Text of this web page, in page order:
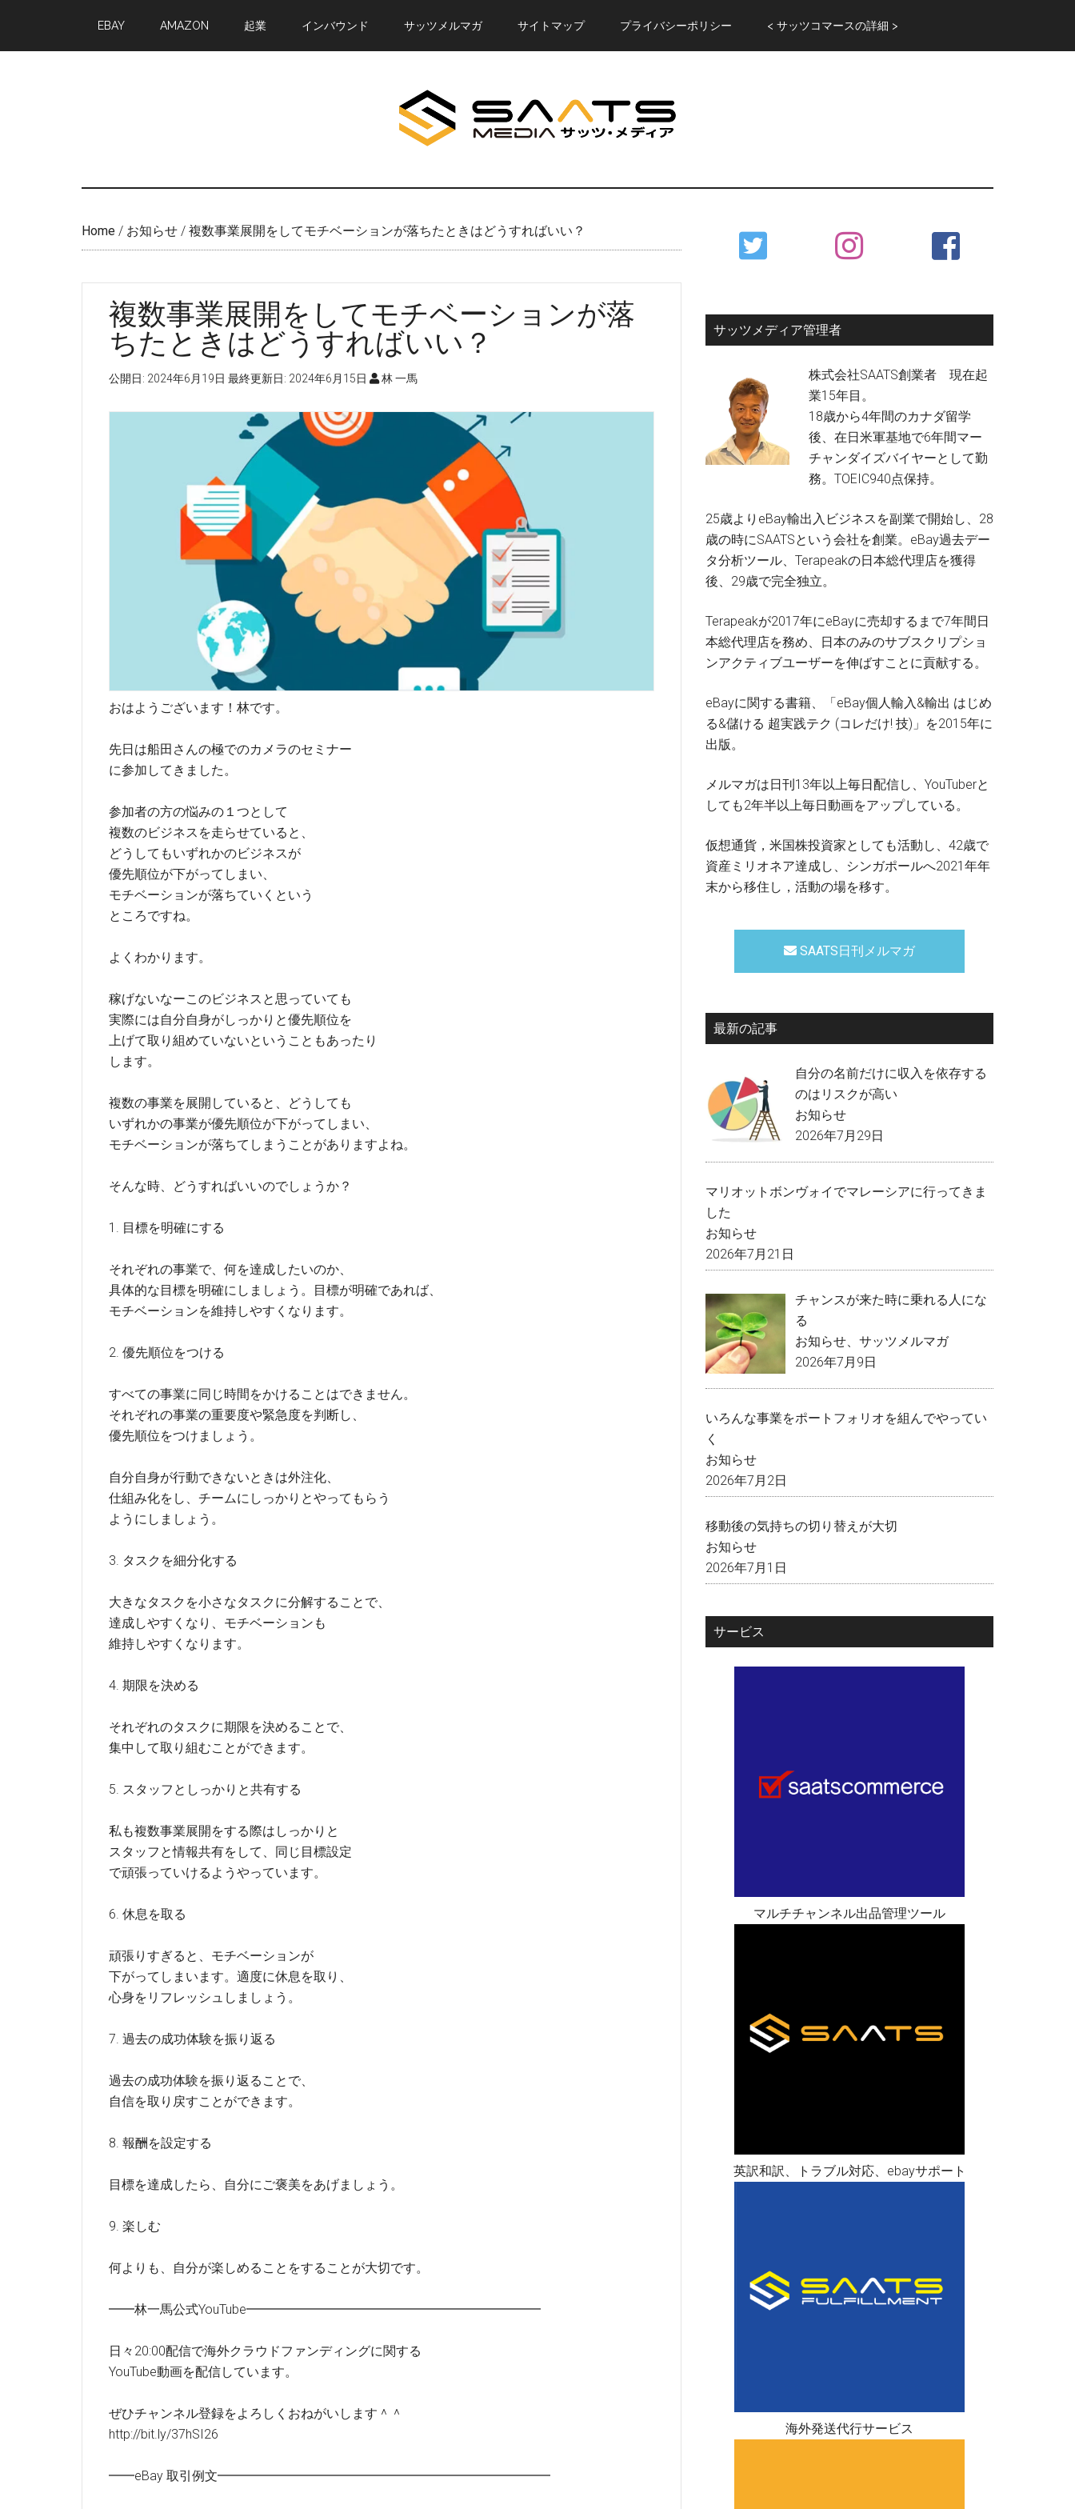
main
primary
EBAY AMAZON 起業 インバウンド サッツメルマガ サイトマップ プライバシーポリシー < サッツコマースの詳細 >
Home / お知らせ / 複数事業展開をしてモチベーションが落ちたときはどうすればいい？
複数事業展開をしてモチベーションが落
ちたときはどうすればいい？
公開日: 2024年6月19日 最終更新日: 2024年6月15日 林 一馬
おはようございます！林です。
先日は船田さんの極でのカメラのセミナー
に参加してきました。
参加者の方の悩みの１つとして
複数のビジネスを走らせていると、
どうしてもいずれかのビジネスが
優先順位が下がってしまい、
モチベーションが落ちていくという
ところですね。
よくわかります。
稼げないなーこのビジネスと思っていても
実際には自分自身がしっかりと優先順位を
上げて取り組めていないということもあったり
します。
複数の事業を展開していると、どうしても
いずれかの事業が優先順位が下がってしまい、
モチベーションが落ちてしまうことがありますよね。
そんな時、どうすればいいのでしょうか？
1. 目標を明確にする
それぞれの事業で、何を達成したいのか、
具体的な目標を明確にしましょう。目標が明確であれば、
モチベーションを維持しやすくなります。
2. 優先順位をつける
すべての事業に同じ時間をかけることはできません。
それぞれの事業の重要度や緊急度を判断し、
優先順位をつけましょう。
自分自身が行動できないときは外注化、
仕組み化をし、チームにしっかりとやってもらう
ようにしましょう。
3. タスクを細分化する
大きなタスクを小さなタスクに分解することで、
達成しやすくなり、モチベーションも
維持しやすくなります。
4. 期限を決める
それぞれのタスクに期限を決めることで、
集中して取り組むことができます。
5. スタッフとしっかりと共有する
私も複数事業展開をする際はしっかりと
スタッフと情報共有をして、同じ目標設定
で頑張っていけるようやっています。
6. 休息を取る
頑張りすぎると、モチベーションが
下がってしまいます。適度に休息を取り、
心身をリフレッシュしましょう。
7. 過去の成功体験を振り返る
過去の成功体験を振り返ることで、
自信を取り戻すことができます。
8. 報酬を設定する
目標を達成したら、自分にご褒美をあげましょう。
9. 楽しむ
何よりも、自分が楽しめることをすることが大切です。
━━林一馬公式YouTube━━━━━━━━━━━━━━━━━━━━━━━
日々20:00配信で海外クラウドファンディングに関する
YouTube動画を配信しています。
ぜひチャンネル登録をよろしくおねがいします＾＾
http://bit.ly/37hSI26
━━eBay 取引例文━━━━━━━━━━━━━━━━━━━━━━━━━━
Primary
Sidebar
サッツメディア管理者
株式会社SAATS創業者 現在起
業15年目。
18歳から4年間のカナダ留学
後、在日米軍基地で6年間マー
チャンダイズバイヤーとして勤
務。TOEIC940点保持。
25歳よりeBay輸出入ビジネスを副業で開始し、28
歳の時にSAATSという会社を創業。eBay過去デー
タ分析ツール、Terapeakの日本総代理店を獲得
後、29歳で完全独立。
Terapeakが2017年にeBayに売却するまで7年間日
本総代理店を務め、日本のみのサブスクリプショ
ンアクティブユーザーを伸ばすことに貢献する。
eBayに関する書籍、「eBay個人輸入&輸出 はじめ
る&儲ける 超実践テク (コレだけ! 技)」を2015年に
出版。
メルマガは日刊13年以上毎日配信し、YouTuberと
しても2年半以上毎日動画をアップしている。
仮想通貨，米国株投資家としても活動し、42歳で
資産ミリオネア達成し、シンガポールへ2021年年
末から移住し，活動の場を移す。
SAATS日刊メルマガ
最新の記事
自分の名前だけに収入を依存する
のはリスクが高い
お知らせ
2026年7月29日
マリオットボンヴォイでマレーシアに行ってきま
した
お知らせ
2026年7月21日
チャンスが来た時に乗れる人にな
る
お知らせ
サッツメルマガ
2026年7月9日
いろんな事業をポートフォリオを組んでやってい
く
お知らせ
2026年7月2日
移動後の気持ちの切り替えが大切
お知らせ
2026年7月1日
サービス
マルチチャンネル出品管理ツール
英訳和訳、トラブル対応、ebayサポート
海外発送代行サービス